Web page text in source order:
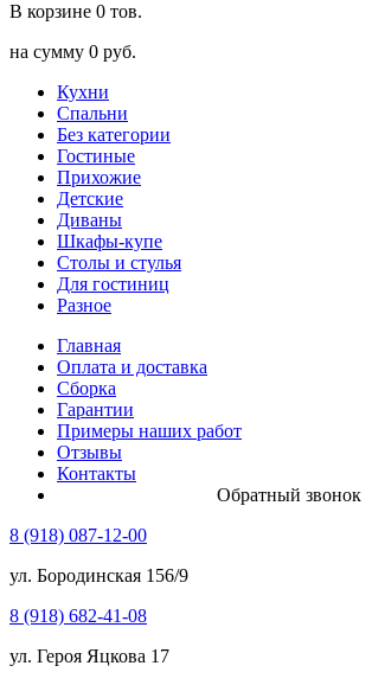
В корзине 0 тов.
на сумму 0 руб.
Кухни
Спальни
Без категории
Гостиные
Прихожие
Детские
Диваны
Шкафы-купе
Столы и стулья
Для гостиниц
Разное
Главная
Оплата и доставка
Сборка
Гарантии
Примеры наших работ
Отзывы
Контакты
Обратный звонок
8 (918) 087-12-00
ул. Бородинская 156/9
8 (918) 682-41-08
ул. Героя Яцкова 17